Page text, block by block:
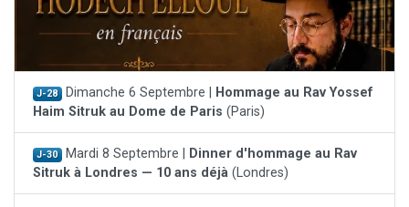
J-28 Dimanche 6 Septembre |
Hommage au Rav Yossef
Haim Sitruk au Dome de Paris (Paris)
J-30 Mardi 8 Septembre |
Dinner d'hommage au Rav
Sitruk à Londres — 10 ans déjà (Londres)